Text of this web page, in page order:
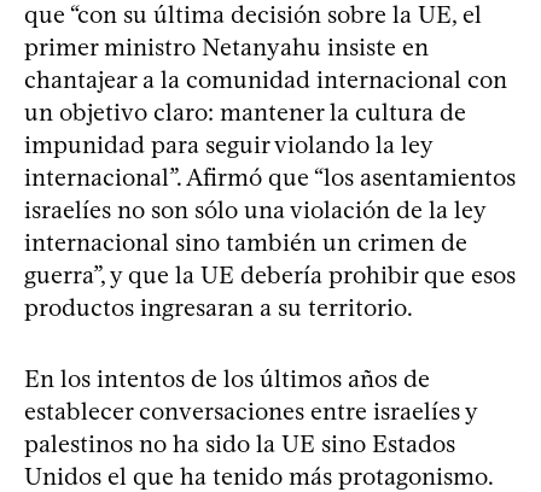
que “con su última decisión sobre la UE, el
primer ministro Netanyahu insiste en
chantajear a la comunidad internacional con
un objetivo claro: mantener la cultura de
impunidad para seguir violando la ley
internacional”. Afirmó que “los asentamientos
israelíes no son sólo una violación de la ley
internacional sino también un crimen de
guerra”, y que la UE debería prohibir que esos
productos ingresaran a su territorio.
En los intentos de los últimos años de
establecer conversaciones entre israelíes y
palestinos no ha sido la UE sino Estados
Unidos el que ha tenido más protagonismo.